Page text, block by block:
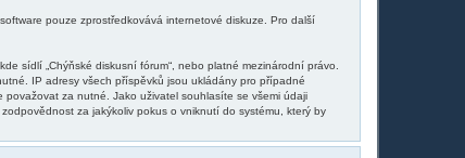
software pouze zprostředkovává internetové diskuze. Pro další
sídlí „Chýňské diskusní fórum“, nebo platné mezinárodní právo.
IP adresy všech příspěvků jsou ukládány pro případné
za nutné. Jako uživatel souhlasíte se všemi údaji
za jakýkoliv pokus o vniknutí do systému, který by